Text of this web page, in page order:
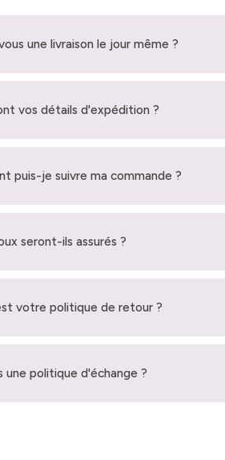
une livraison le jour même ?
vos détails d'expédition ?
puis-je suivre ma commande ?
seront-ils assurés ?
votre politique de retour ?
une politique d'échange ?